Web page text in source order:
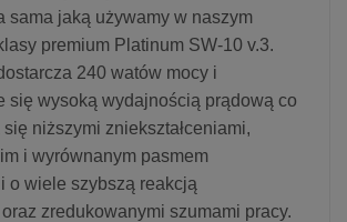
sama jaką używamy w naszym
premium Platinum SW-10 v.3.
240 watów mocy i
się wysoką wydajnością prądową co
niższymi zniekształceniami,
i wyrównanym pasmem
o wiele szybszą reakcją
zredukowanymi szumami pracy.